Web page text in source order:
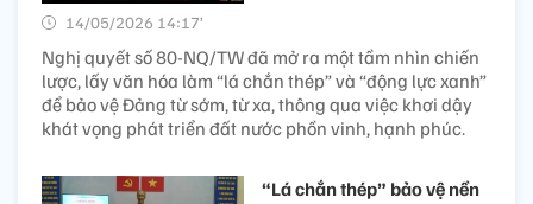
14/05/2026 14:17’
Nghị quyết số 80-NQ/TW đã mở ra một tầm nhìn chiến
lược, lấy văn hóa làm “lá chắn thép” và “động lực xanh”
để bảo vệ Đảng từ sớm, từ xa, thông qua việc khơi dậy
khát vọng phát triển đất nước phồn vinh, hạnh phúc.
“Lá chắn thép” bảo vệ nền